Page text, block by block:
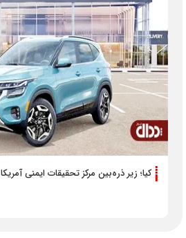
کیا؛ زیر ذره‌بین مرکز تحقیقات ایمنی آمریکا